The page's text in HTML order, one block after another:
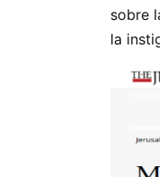
sobre
la